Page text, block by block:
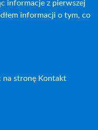
informacje z pierwszej
informacji o tym, co
na stronę Kontakt